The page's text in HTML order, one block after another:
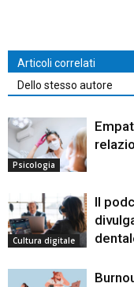
Articoli correlati
Dello stesso autore
Psicologia
Cultura digitale
Il